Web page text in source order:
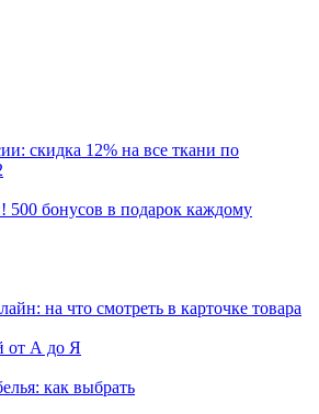
скидка 12% на все ткани по
бонусов в подарок каждому
на что смотреть в карточке товара
от А до Я
как выбрать